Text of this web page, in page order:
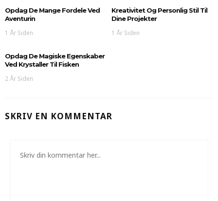
Opdag De Mange Fordele Ved
Aventurin
1 År Siden
Kreativitet Og Personlig Stil Til
Dine Projekter
1 År Siden
Opdag De Magiske Egenskaber
Ved Krystaller Til Fisken
2 År Siden
SKRIV EN KOMMENTAR